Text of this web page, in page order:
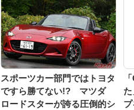
スポーツカー部門ではトヨタ
ですら勝てない!? マツダ
ロードスターが誇る圧倒的シ